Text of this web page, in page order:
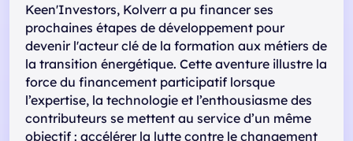
Keen'Investors, Kolverr a pu financer ses
prochaines étapes de développement pour
devenir l'acteur clé de la formation aux métiers de
la transition énergétique. Cette aventure illustre la
force du financement participatif lorsque
l’expertise, la technologie et l’enthousiasme des
contributeurs se mettent au service d’un même
objectif : accélérer la lutte contre le changement